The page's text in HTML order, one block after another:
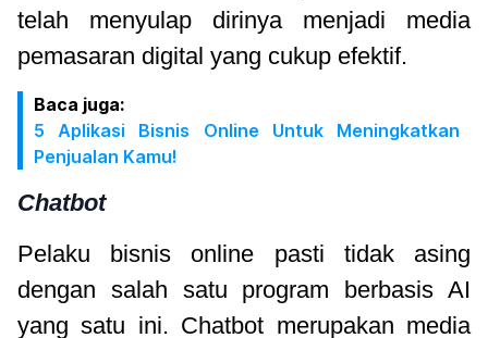
telah menyulap dirinya menjadi media
pemasaran digital yang cukup efektif.
Baca juga:
5 Aplikasi Bisnis Online Untuk Meningkatkan
Penjualan Kamu!
Chatbot
Pelaku bisnis online pasti tidak asing
dengan salah satu program berbasis AI
yang satu ini. Chatbot merupakan media